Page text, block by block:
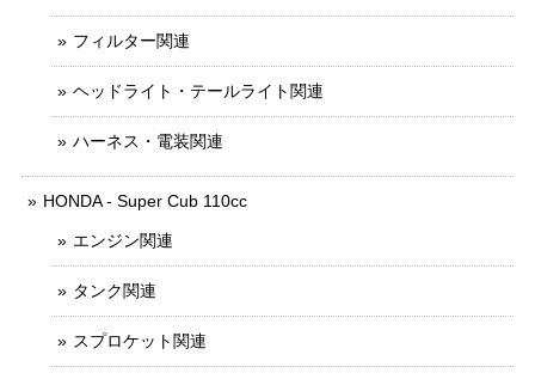
フィルター関連
ヘッドライト・テールライト関連
ハーネス・電装関連
HONDA - Super Cub 110cc
エンジン関連
タンク関連
スプロケット関連